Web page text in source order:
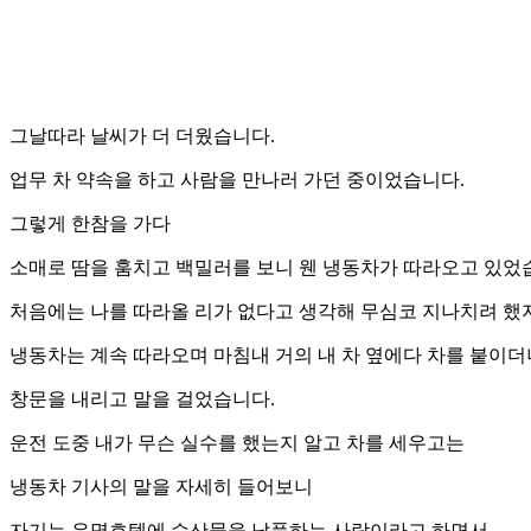
그날따라 날씨가 더 더웠습니다.
업무 차 약속을 하고 사람을 만나러 가던 중이었습니다.
그렇게 한참을 가다
소매로 땀을 훔치고 백밀러를 보니 웬 냉동차가 따라오고 있었
처음에는 나를 따라올 리가 없다고 생각해 무심코 지나치려 했
냉동차는 계속 따라오며 마침내 거의 내 차 옆에다 차를 붙이더
창문을 내리고 말을 걸었습니다.
운전 도중 내가 무슨 실수를 했는지 알고 차를 세우고는
냉동차 기사의 말을 자세히 들어보니